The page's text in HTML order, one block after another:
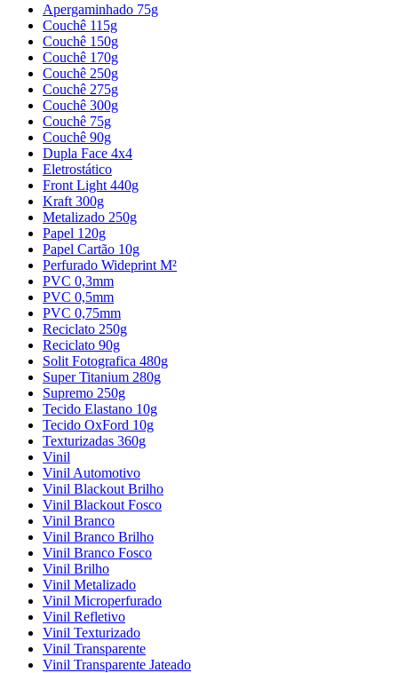
Apergaminhado 75g
Couchê 115g
Couchê 150g
Couchê 170g
Couchê 250g
Couchê 275g
Couchê 300g
Couchê 75g
Couchê 90g
Dupla Face 4x4
Eletrostático
Front Light 440g
Kraft 300g
Metalizado 250g
Papel 120g
Papel Cartão 10g
Perfurado Wideprint M²
PVC 0,3mm
PVC 0,5mm
PVC 0,75mm
Reciclato 250g
Reciclato 90g
Solit Fotografica 480g
Super Titanium 280g
Supremo 250g
Tecido Elastano 10g
Tecido OxFord 10g
Texturizadas 360g
Vinil
Vinil Automotivo
Vinil Blackout Brilho
Vinil Blackout Fosco
Vinil Branco
Vinil Branco Brilho
Vinil Branco Fosco
Vinil Brilho
Vinil Metalizado
Vinil Microperfurado
Vinil Refletivo
Vinil Texturizado
Vinil Transparente
Vinil Transparente Jateado